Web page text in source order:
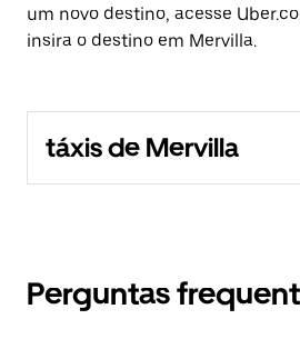
um novo destino, acesse
insira o destino em Mervilla.
táxis de Mervilla
Perguntas